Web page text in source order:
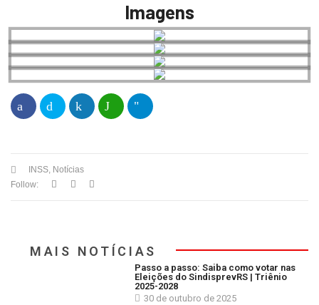
Imagens
INSS, Notícias
Follow:
MAIS NOTÍCIAS
Passo a passo: Saiba como votar nas
Eleições do SindisprevRS | Triênio
2025-2028
30 de outubro de 2025